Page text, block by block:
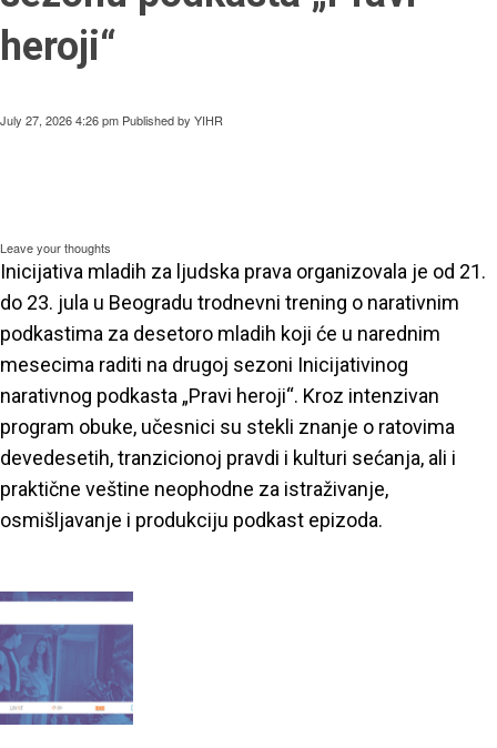
heroji“
July 27, 2026 4:26 pm Published by YIHR
Leave your thoughts
Inicijativa mladih za ljudska prava organizovala je od 21.
do 23. jula u Beogradu trodnevni trening o narativnim
podkastima za desetoro mladih koji će u narednim
mesecima raditi na drugoj sezoni Inicijativinog
narativnog podkasta „Pravi heroji“. Kroz intenzivan
program obuke, učesnici su stekli znanje o ratovima
devedesetih, tranzicionoj pravdi i kulturi sećanja, ali i
praktične veštine neophodne za istraživanje,
osmišljavanje i produkciju podkast epizoda.